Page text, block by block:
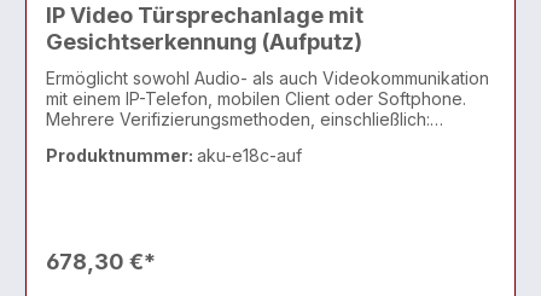
IP Video Türsprechanlage mit
Gesichtserkennung (Aufputz)
Ermöglicht sowohl Audio- als auch Videokommunikation
mit einem IP-Telefon, mobilen Client oder Softphone.
Mehrere Verifizierungsmethoden, einschließlich:
Produktnummer: aku-e18c-auf
678,30 €*